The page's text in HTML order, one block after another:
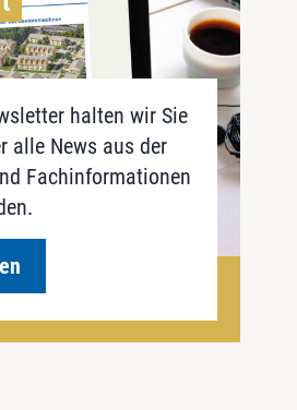
halten wir Sie
alle News aus der
Fachinformationen